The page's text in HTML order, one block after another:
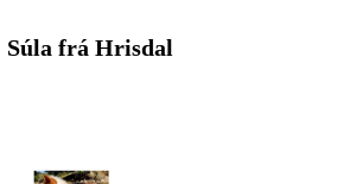
frá Hrisdal